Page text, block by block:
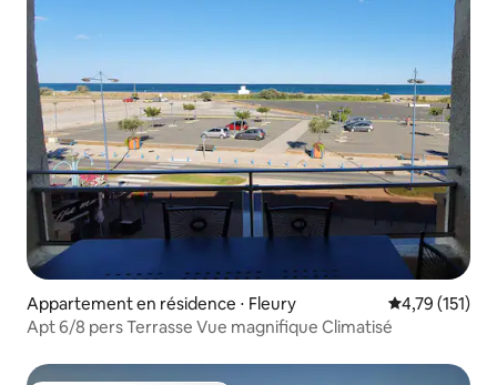
Appartement en résidence ⋅ Fleury Évaluation
4,79 (151)
Apt 6/8 pers Terrasse Vue magnifique Climatisé